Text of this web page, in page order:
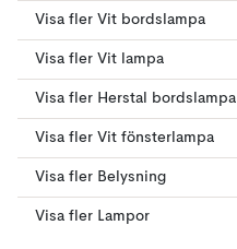
Visa fler Vit bordslampa
Visa fler Vit lampa
Visa fler Herstal bordslampa
Visa fler Vit fönsterlampa
Visa fler Belysning
Visa fler Lampor